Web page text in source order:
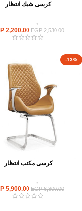
كرسى شبك انتظار
,
EGP2,530.00
2,200.00
-13%
كرسى مكتب انتظار
,
EGP6,800.00
5,900.00